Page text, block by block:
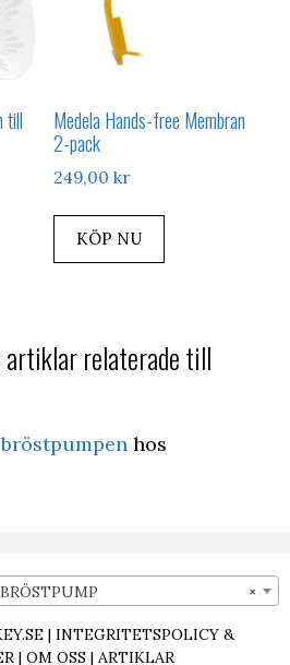
till
Medela Hands-free Membran
2-pack
249,00kr
KÖP NU
artiklar relaterade till
hos
×
| INTEGRITETSPOLICY &
| OM OSS| ARTIKLAR